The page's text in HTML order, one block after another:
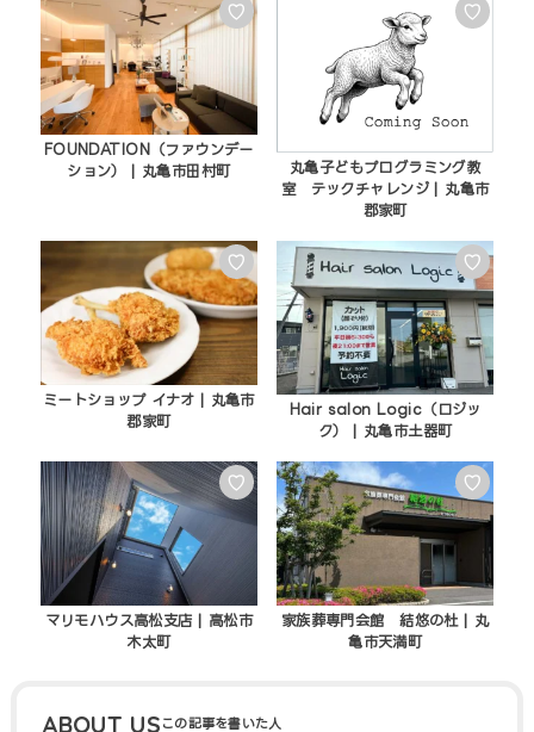
♡
FOUNDATION（ファウンデー
ション） | 丸亀市田村町
♡
丸亀子どもプログラミング教
室 テックチャレンジ | 丸亀市
郡家町
♡
ミートショップ イナオ | 丸亀市
郡家町
♡
Hair salon Logic（ロジッ
ク） | 丸亀市土器町
♡
マリモハウス高松支店 | 高松市
木太町
♡
家族葬専門会館 結悠の杜 | 丸
亀市天満町
ABOUT US